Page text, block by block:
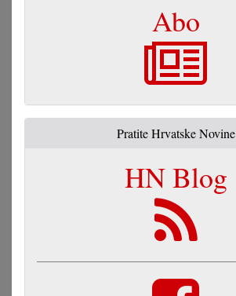
Abo
Pratite Hrvatske Novine
HN Blog